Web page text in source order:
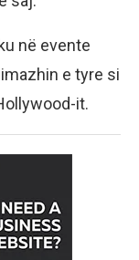
në evente
e tyre si
it.